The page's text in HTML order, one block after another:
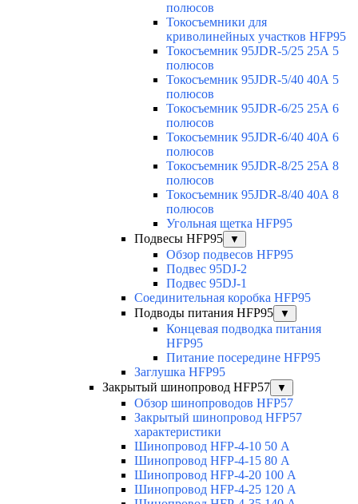
полюсов
Токосъемники для
криволинейных участков HFP95
Токосъемник 95JDR-5/25 25А 5
полюсов
Токосъемник 95JDR-5/40 40А 5
полюсов
Токосъемник 95JDR-6/25 25А 6
полюсов
Токосъемник 95JDR-6/40 40А 6
полюсов
Токосъемник 95JDR-8/25 25А 8
полюсов
Токосъемник 95JDR-8/40 40А 8
полюсов
Угольная щетка HFP95
Подвесы HFP95
▼
Обзор подвесов HFP95
Подвес 95DJ-2
Подвес 95DJ-1
Соединительная коробка HFP95
Подводы питания HFP95
▼
Концевая подводка питания
HFP95
Питание посередине HFP95
Заглушка HFP95
Закрытый шинопровод HFP57
▼
Обзор шинопроводов HFP57
Закрытый шинопровод HFP57
характеристики
Шинопровод HFP-4-10 50 А
Шинопровод HFP-4-15 80 А
Шинопровод HFP-4-20 100 А
Шинопровод HFP-4-25 120 А